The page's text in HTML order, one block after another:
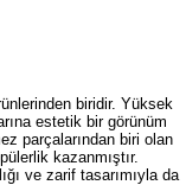
biridir. Yüksek
estetik bir görünüm
parçalarından biri olan
kazanmıştır.
ve zarif tasarımıyla da